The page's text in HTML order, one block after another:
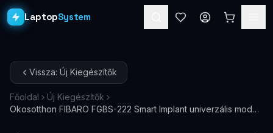
LaptopSystem
Asztali PC-k
Workstation PRO
Vissza: Új Kiegészítők
Főoldal
Új Kiegészítők
Okosotthon FIBARO FGBS-222 Smart Implant univerzális modul